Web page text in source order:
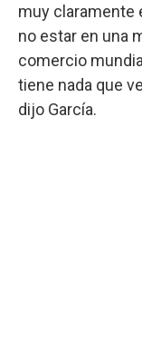
muy claramente
no estar en una
comercio
tiene nada que
dijo García.